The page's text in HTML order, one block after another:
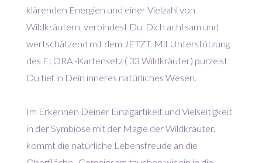
klärenden Energien und einer Vielzahl von
Wildkräutern, verbindest Du Dich achtsam und
wertschätzend mit dem JETZT. Mit Unterstützung
des FLORA -Kartensetz ( 33 Wildkräuter) purzelst
Du tief in Dein inneres natürliches Wesen.
Im Erkennen Deiner Einzigartikeit und Vielseitigkeit
in der Symbiose mit der Magie der Wildkräuter,
kommt die natürliche Lebensfreude an die